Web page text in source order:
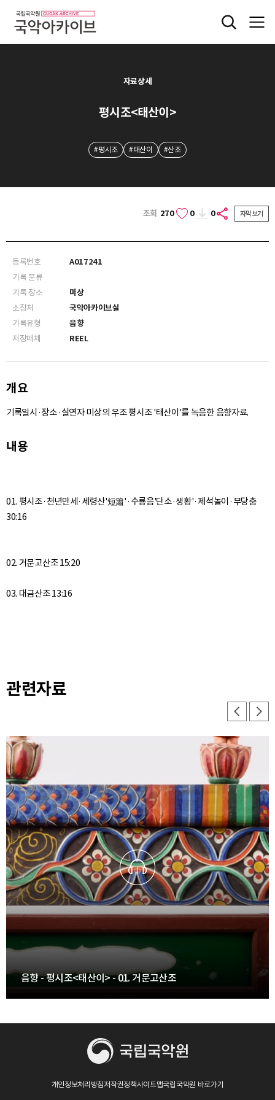
자료상세
평시조<태산이>
#평시조 #태산이 #산조
조회 270 0 0 자막보기
등록번호
A017241
기록 분류
기록 장소
미상
소장처
국악아카이브실
기록유형
음향
저장매체
REEL
개요
기록일시·장소·실연자 미상의 우조 평시조 '태산이'를 녹음한 음향자료.
내용
01. 평시조·천년만세·세령산'短簫'·수룡음'단소·생황'·제석놀이·무당춤
30:16
02. 거문고산조 15:20
관련자료
음향 - 평시조<태산이> - 01. 거문고산조
개인정보처리방침저작권정책사이트맵국립국악원 바로가기